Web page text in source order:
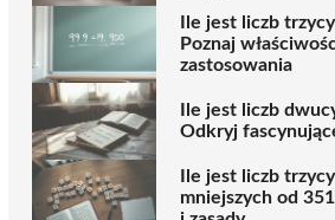
Ile jest liczb
Poznaj
zastosowania
Ile jest liczb
Odkryj
Ile jest liczb
mniejszych od